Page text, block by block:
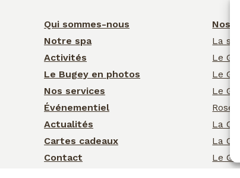
Qui sommes-nous
Notre spa
Activités
Le Bugey en photos
Nos services
Événementiel
Actualités
Cartes cadeaux
Contact
Nos
La
Le
Le
Le
Rose
La
La
Le